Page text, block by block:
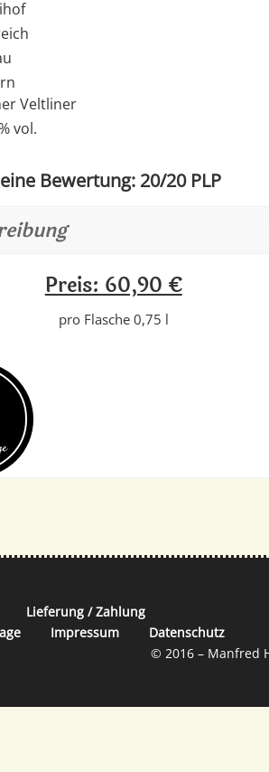
Veltliner
vol.
Bewertung: 20/20 PLP
Preis: 60,90 €
pro Flasche 0,75 l
Lieferung / Zahlung
Impressum
Datenschutz
© 2016 – Manfred